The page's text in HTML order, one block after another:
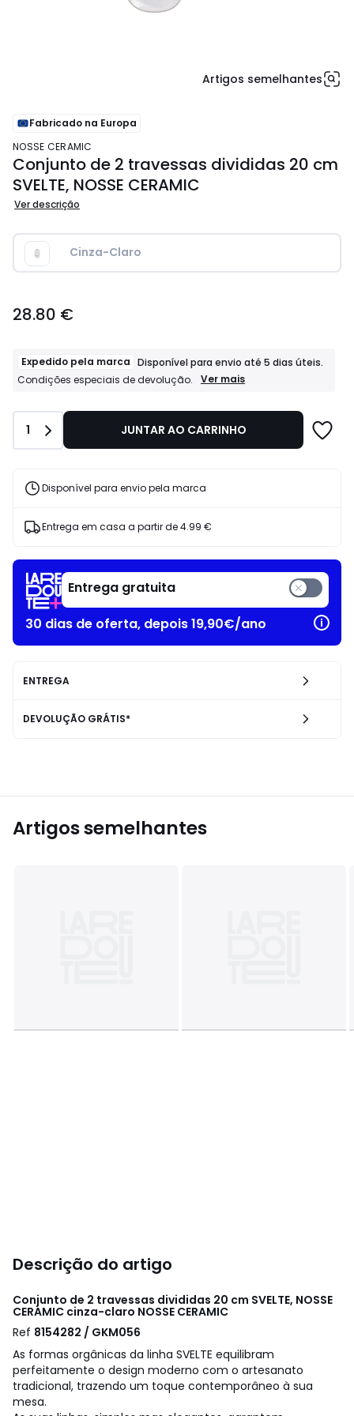
Artigos semelhantes
Fabricado na Europa
NOSSE CERAMIC
Conjunto de 2 travessas divididas 20 cm
SVELTE, NOSSE CERAMIC
Ver descrição
Cinza-Claro
€.
28.80 €
Expedido pela marca Disponível para envio até 5 dias úteis.
Condições especiais de devolução.
Expedido
para
dias
especiais
Ver mais
Quantidade
1 JUNTAR AO CARRINHO
Disponível para envio pela marca
Entrega em casa a partir de4.99 €
Entrega gratuita
30 dias de oferta, depois 19,90€/ano
ENTREGA
DEVOLUÇÃO GRÁTIS*
Artigos semelhantes
Descrição do artigo
Conjunto de 2 travessas divididas 20 cm SVELTE, NOSSE
CERAMIC cinza-claro NOSSE CERAMIC
Ref 8154282 / GKM056
As formas orgânicas da linha SVELTE equilibram
perfeitamente o design moderno com o artesanato
tradicional, trazendo um toque contemporâneo à sua
mesa.